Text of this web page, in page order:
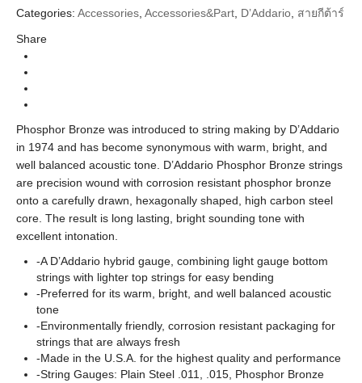
Brands D'Addario
Categories: Accessories, Accessories&Part, D’Addario, สายกีต้าร์
Share
Phosphor Bronze was introduced to string making by D’Addario
in 1974 and has become synonymous with warm, bright, and
well balanced acoustic tone. D’Addario Phosphor Bronze strings
are precision wound with corrosion resistant phosphor bronze
onto a carefully drawn, hexagonally shaped, high carbon steel
core. The result is long lasting, bright sounding tone with
excellent intonation.
-A D’Addario hybrid gauge, combining light gauge bottom
strings with lighter top strings for easy bending
-Preferred for its warm, bright, and well balanced acoustic
tone
-Environmentally friendly, corrosion resistant packaging for
strings that are always fresh
-Made in the U.S.A. for the highest quality and performance
-String Gauges: Plain Steel .011, .015, Phosphor Bronze